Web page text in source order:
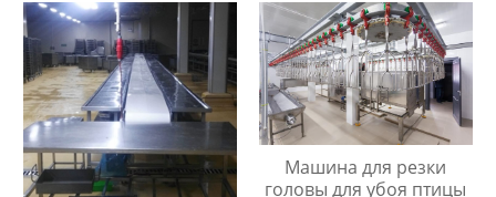
Машина для резки
головы для убоя птицы